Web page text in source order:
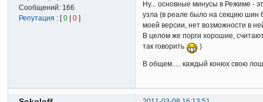
Сообщений: 166
Репутация : [0 |0 ]
Ну... основные минусы в Режиме -
узла (в реале было на секцию шин
моей версии, нет возможности в
В целом же порги хорошие,
так говорить
)
В общем..... каждый конюх свою